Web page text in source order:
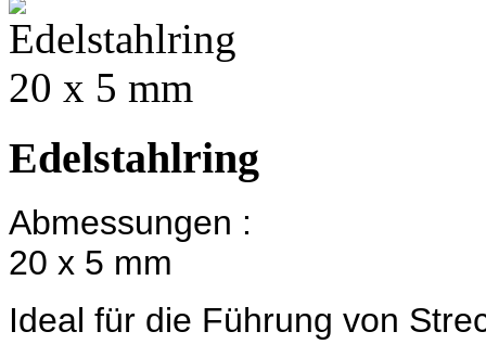
Edelstahlring
Abmessungen :
20 x 5 mm
Ideal für die Führung von